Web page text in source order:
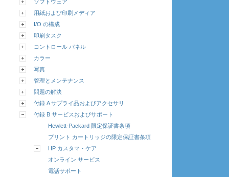
ソフトウェア
用紙および印刷メディア
I/O の構成
印刷タスク
コントロール パネル
カラー
写真
管理とメンテナンス
問題の解決
付録 A サプライ品およびアクセサリ
付録 B サービスおよびサポート
Hewlett-Packard 限定保証書条項
プリント カートリッジの限定保証書条項
HP カスタマ・ケア
オンライン サービス
電話サポート